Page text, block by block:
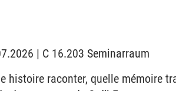
| C 16.203 Seminarraum
histoire raconter, quelle mémoire